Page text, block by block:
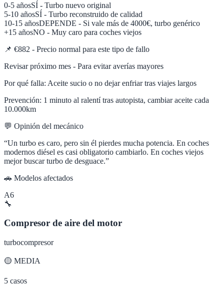
0-5 añosSÍ - Turbo nuevo original
5-10 añosSÍ - Turbo reconstruido de calidad
10-15 añosDEPENDE - Si vale más de 4000€, turbo genérico
+15 añosNO - Muy caro para coches viejos
📌 €882 - Precio normal para este tipo de fallo
Revisar próximo mes - Para evitar averías mayores
Por qué falla: Aceite sucio o no dejar enfriar tras viajes largos
Prevención: 1 minuto al ralentí tras autopista, cambiar aceite cada
10.000km
💬 Opinión del mecánico
“Un turbo es caro, pero sin él pierdes mucha potencia. En coches
modernos diésel es casi obligatorio cambiarlo. En coches viejos
mejor buscar turbo de desguace.”
🚗 Modelos afectados
A6
🔧
Compresor de aire del motor
turbocompresor
🟡 MEDIA
5 casos